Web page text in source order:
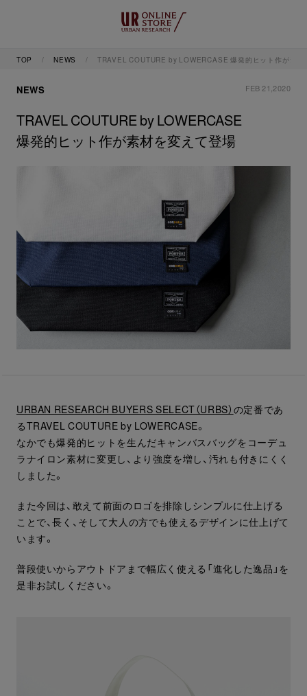
TOP NEWS TRAVEL COUTURE by LOWERCASE 爆発的ヒット作が素材
NEWS FEB 21,2020
TRAVEL COUTURE by LOWERCASE
爆発的ヒット作が素材を変えて登場
URBAN RESEARCH BUYERS SELECT（URBS） の定番であ
るTRAVEL COUTURE by LOWERCASE。
なかでも爆発的ヒットを生んだキャンバスバッグをコーデュ
ラナイロン素材に変更し、より強度を増し、汚れも付きにくく
しました。
また今回は、敢えて前面のロゴを排除しシンプルに仕上げる
ことで、長く、そして大人の方でも使えるデザインに仕上げて
います。
普段使いからアウトドアまで幅広く使える「進化した逸品」を
是非お試しください。